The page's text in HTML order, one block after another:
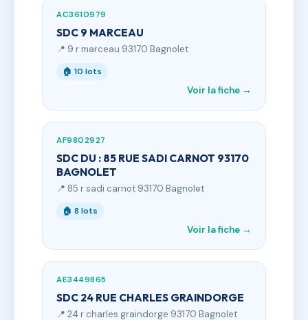
AC3610979
SDC 9 MARCEAU
📍 9 r marceau 93170 Bagnolet
🏠 10 lots
Voir la fiche →
AF9802927
SDC DU : 85 RUE SADI CARNOT 93170
BAGNOLET
📍 85 r sadi carnot 93170 Bagnolet
🏠 8 lots
Voir la fiche →
AE3449865
SDC 24 RUE CHARLES GRAINDORGE
📍 24 r charles graindorge 93170 Bagnolet